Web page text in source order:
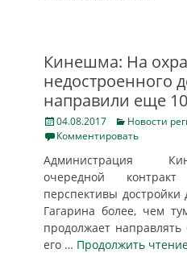
Кинешма: На
недостроенного
направили еще
Posted
on
04.08.2017 Categories
Новости
Комментировать
Администрация
очередной
перспективы достройки
Гагарина более, чем
продолжает
его … Продолжить